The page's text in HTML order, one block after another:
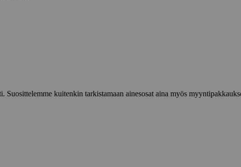
Suosittelemme kuitenkin tarkistamaan ainesosat aina myös